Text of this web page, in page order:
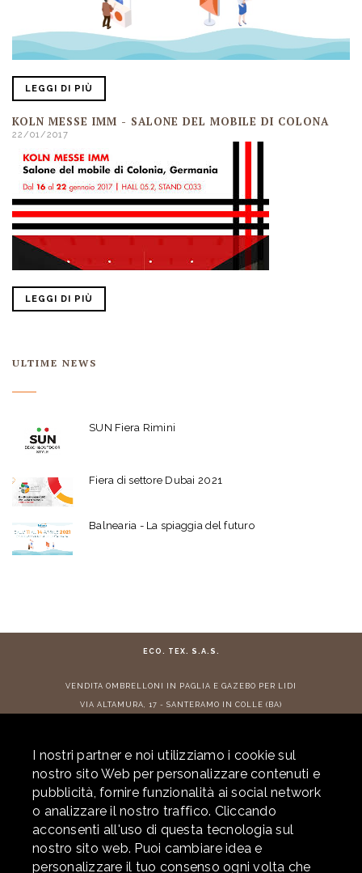
I nostri partner e noi utilizziamo i cookie sul
nostro sito Web per personalizzare contenuti e
pubblicità, fornire funzionalità ai social network
o analizzare il nostro traffico. Cliccando
acconsenti all'uso di questa tecnologia sul
nostro sito web. Puoi cambiare idea e
personalizzare il tuo consenso ogni volta che
LEGGI DI PIÙ
KOLN MESSE IMM - SALONE DEL MOBILE DI COLONA
22/01/2017
LEGGI DI PIÙ
ULTIME NEWS
SUN Fiera Rimini
Fiera di settore Dubai 2021
Balnearia - La spiaggia del futuro
ECO. TEX. S.A.S.
VENDITA OMBRELLONI IN PAGLIA E GAZEBO PER LIDI
VIA ALTAMURA, 17 - SANTERAMO IN COLLE (BA)
CONTRIBUTI RICEVUTI
© 2026 ECOTEX. ALL RIGHTS RESERVED. P.IVA 05877290725 -PRIVACY
COOKIE POLICY- POWERED BY LABONEXT